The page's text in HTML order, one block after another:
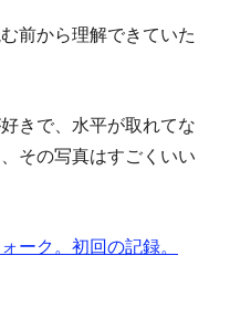
前から理解できていた
きで、水平が取れてな
その写真はすごくいい
ーク。初回の記録。